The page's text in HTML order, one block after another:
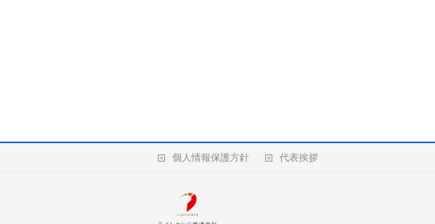
個人情報保護方針 代表挨拶